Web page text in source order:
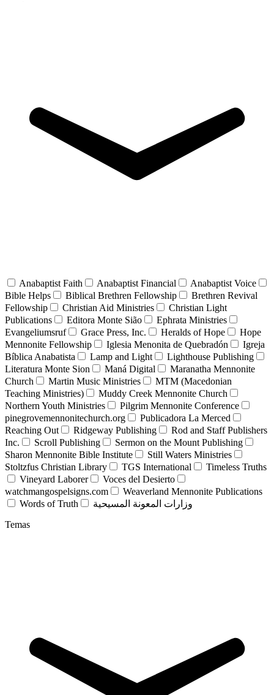
Anabaptist Faith Anabaptist Financial
Anabaptist Voice
Bible Helps
Biblical Brethren Fellowship
Brethren Revival
Fellowship
Christian Aid Ministries
Christian Light
Publications
Editora Monte Sião
Ephrata Ministries
Evangeliumsruf
Grace Press, Inc. Heralds of Hope
Hope
Mennonite Fellowship
Iglesia Menonita de Quebradón
Igreja
Bíblica Anabatista
Lamp and Light
Lighthouse Publishing
Literatura Monte Sion
Maná Digital
Maranatha Mennonite
Church
Martin Music Ministries
MTM (Macedonian
Teaching Ministries)
Muddy Creek Mennonite Church
Northern Youth Ministries
Pilgrim Mennonite Conference
pinegrovemennonitechurch.org
Publicadora La Merced
Reaching Out
Ridgeway Publishing
Rod and Staff Publishers
Inc.
Scroll Publishing
Sermon on the Mount Publishing
Sharon Mennonite Bible Institute
Still Waters Ministries
Stoltzfus Christian Library
TGS International
Timeless Truths
Vineyard Laborer
Voces del Desierto
watchmangospelsigns.com
Weaverland Mennonite Publications
Words of Truth
وزارات المعونة المسيحية
Temas